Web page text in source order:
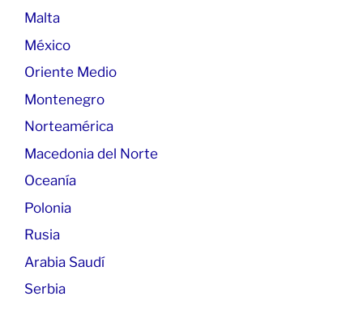
Malta
México
Oriente Medio
Montenegro
Norteamérica
Macedonia del Norte
Oceanía
Polonia
Rusia
Arabia Saudí
Serbia